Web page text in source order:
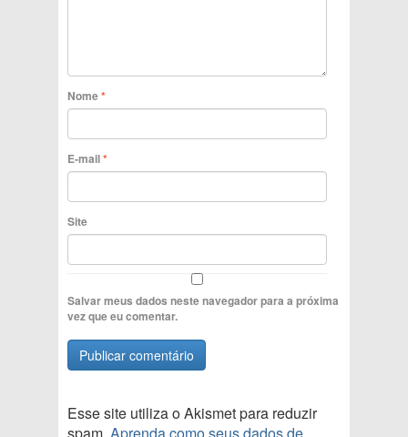
Nome*
E-mail*
Site
Salvar meus dados neste navegador para a próxima
vez que eu comentar.
Esse site utiliza o Akismet para reduzir